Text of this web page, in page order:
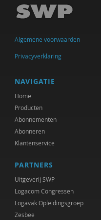
Chenjerai Hove
Gert Jan Geling
Ank Kramer
Atreyee Majumder
Brecht Molenaar
Mieke Moor
Frédéric V ndenberghe
R. Ruard Ganzevoort
Désirée V rweij
Paul Scheffer
Algemene voorwaarden
Privacyverklaring
NAVIGATIE
Home
Producten
Abonnementen
Abonneren
Klantenservice
PARTNERS
Uitgeverij SWP
Logacom Congressen
Logavak Opleidingsgroep
Zesbee